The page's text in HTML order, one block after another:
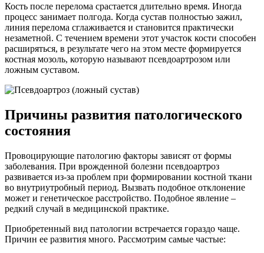
Кость после перелома срастается длительно время. Иногда
процесс занимает полгода. Когда сустав полностью зажил,
линия перелома сглаживается и становится практически
незаметной. С течением времени этот участок кости способен
расширяться, в результате чего на этом месте формируется
костная мозоль, которую называют псевдоартрозом или
ложным суставом.
Причины развития патологического
состояния
Провоцирующие патологию факторы зависят от формы
заболевания. При врожденной болезни псевдоартроз
развивается из-за проблем при формировании костной ткани
во внутриутробный период. Вызвать подобное отклонение
может и генетическое расстройство. Подобное явление –
редкий случай в медицинской практике.
Приобретенный вид патологии встречается гораздо чаще.
Причин ее развития много. Рассмотрим самые частые: